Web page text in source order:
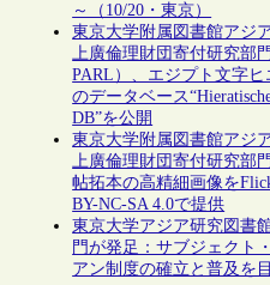
～（10/20・東京）
東京大学附属図書館アジ
上廣倫理財団寄付研究部
PARL）、エジプト文字ヒ
のデータベース
DB”を公開
東京大学附属図書館アジ
上廣倫理財団寄付研究部
帖拓本の高精細画像を
BY-NC-SA 4.0で提供
東京大学アジア研究図書
門が発足：サブジェクト
アン制度の確立と普及を